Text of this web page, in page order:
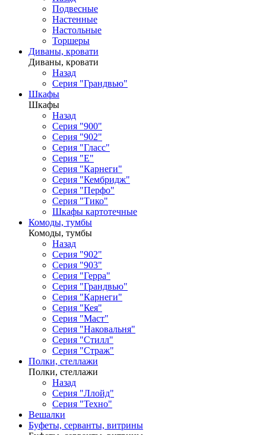
Подвесные
Настенные
Настольные
Торшеры
Диваны, кровати
Диваны, кровати
Назад
Серия "Грандвью"
Шкафы
Шкафы
Назад
Серия "900"
Серия "902"
Серия "Гласс"
Серия "Е"
Серия "Карнеги"
Серия "Кембридж"
Серия "Перфо"
Серия "Тико"
Шкафы картотечные
Комоды, тумбы
Комоды, тумбы
Назад
Серия "902"
Серия "903"
Серия "Герра"
Серия "Грандвью"
Серия "Карнеги"
Серия "Кея"
Серия "Маст"
Серия "Наковальня"
Серия "Стилл"
Серия "Страж"
Полки, стеллажи
Полки, стеллажи
Назад
Серия "Ллойд"
Серия "Техно"
Вешалки
Буфеты, серванты, витрины